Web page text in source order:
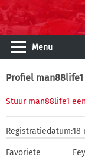
Menu
Profiel man88life1
Stuur man88life1
Registratiedatum:18
Favoriete